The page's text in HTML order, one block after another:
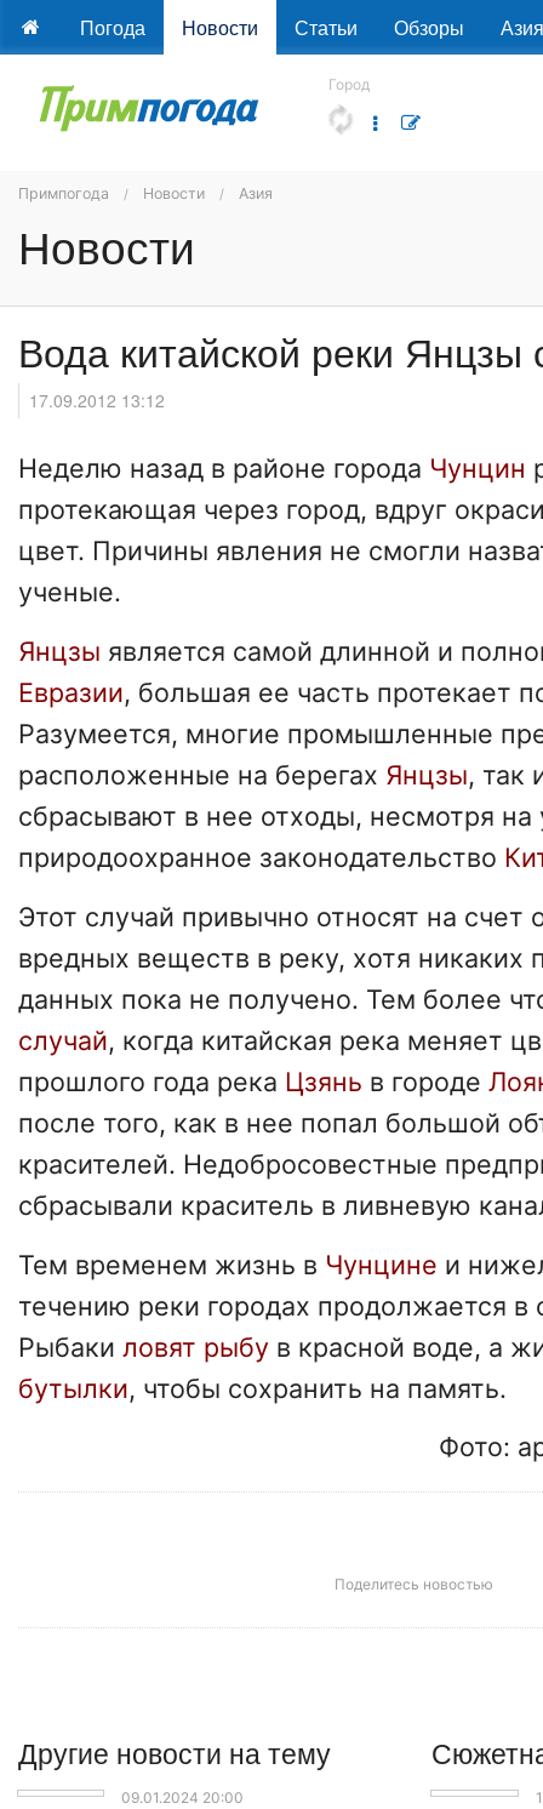
Погода Новости Статьи Обзоры Азия
Город
Примпогода Новости Азия
Новости
Вода китайской реки Янцзы
17.09.2012 13:12
Неделю назад в районе города Чунцин
протекающая через город, вдруг
цвет. Причины явления не смогли
ученые.
Янцзы является самой длинной и
Евразии, большая ее часть протекает
Разумеется, многие промышленные
расположенные на берегах Янцзы, так
сбрасывают в нее отходы, несмотря
природоохранное законодательство
Этот случай привычно относят на счет
вредных веществ в реку, хотя
данных пока не получено. Тем более
случай, когда китайская река меняет
прошлого года река Цзянь в городе
после того, как в нее попал большой
красителей. Недобросовестные
сбрасывали краситель в ливневую
Тем временем жизнь в Чунцине и
течению реки городах продолжается
Рыбаки ловят рыбу в красной воде, а
бутылки, чтобы сохранить на память.
Фото:
Поделитесь новостью
Другие новости на тему
09.01.2024 20:00